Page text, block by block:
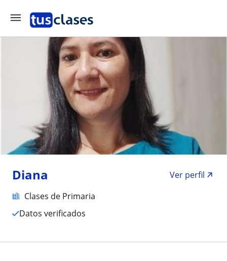
Diana
Ver perfil
Clases de Primaria
Datos verificados